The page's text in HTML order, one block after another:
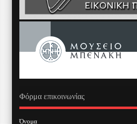
Φόρμα επικοινωνίας
Όνομα